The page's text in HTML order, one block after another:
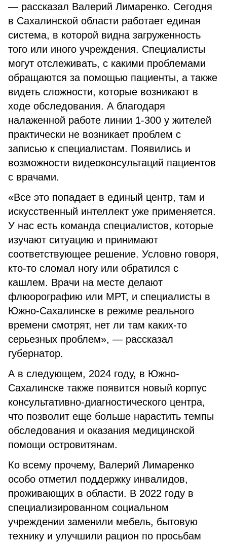
— рассказал Валерий Лимаренко. Сегодня
в Сахалинской области работает единая
система, в которой видна загруженность
того или иного учреждения. Специалисты
могут отслеживать, с какими проблемами
обращаются за помощью пациенты, а также
видеть сложности, которые возникают в
ходе обследования. А благодаря
налаженной работе линии 1-300 у жителей
практически не возникает проблем с
записью к специалистам. Появились и
возможности видеоконсультаций пациентов
с врачами.
«Все это попадает в единый центр, там и
искусственный интеллект уже применяется.
У нас есть команда специалистов, которые
изучают ситуацию и принимают
соответствующее решение. Условно говоря,
кто-то сломал ногу или обратился с
кашлем. Врачи на месте делают
флюорографию или МРТ, и специалисты в
Южно-Сахалинске в режиме реального
времени смотрят, нет ли там каких-то
серьезных проблем», — рассказал
губернатор.
А в следующем, 2024 году, в Южно-
Сахалинске также появится новый корпус
консультативно-диагностического центра,
что позволит еще больше нарастить темпы
обследования и оказания медицинской
помощи островитянам.
Ко всему прочему, Валерий Лимаренко
особо отметил поддержку инвалидов,
проживающих в области. В 2022 году в
специализированном социальном
учреждении заменили мебель, бытовую
технику и улучшили рацион по просьбам